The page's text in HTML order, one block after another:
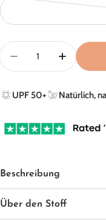
Menge
Menge FürMenge
UPF 50+ Natürlich,
Beschreibung
Über den Stoff